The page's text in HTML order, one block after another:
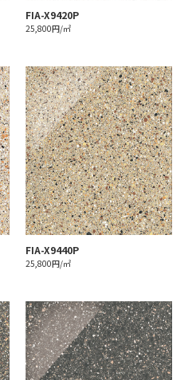
FIA-X9420P
25,800円/㎡
FIA-X9440P
25,800円/㎡